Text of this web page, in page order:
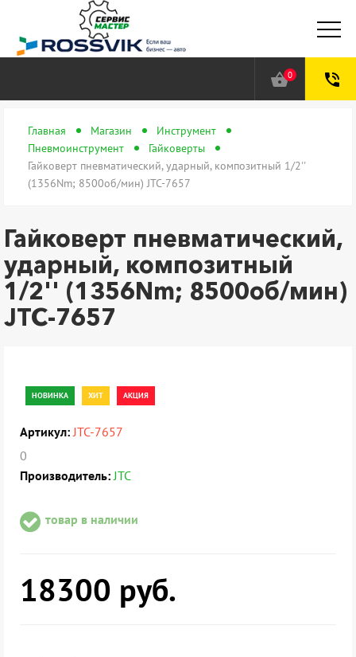
shopping_basket0 phone_in_talk
Главная Магазин
Инструмент
Пневмоинструмент
Гайковерты
Гайковерт пневматический, ударный, композитный 1/2''
(1356Nm; 8500об/мин) JTC-7657
Гайковерт пневматический,
ударный, композитный
1/2'' (1356Nm; 8500об/мин)
JTC-7657
НОВИНКА ХИТ АКЦИЯ
Артикул: JTC-7657
0
Производитель: JTC
товар в наличии
18300 руб.